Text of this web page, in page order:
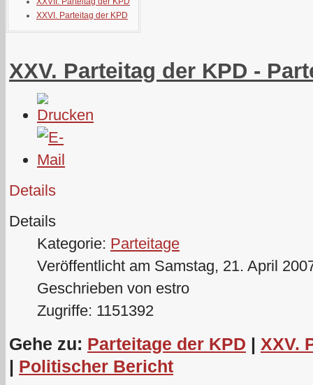
XXVI. Parteitag der KPD
XXV. Parteitag der KPD -
Details
Details
Kategorie: Parteitage
Veröffentlicht am Samstag, 21. April
Geschrieben von estro
Zugriffe: 1151392
Gehe zu: Parteitage der KPD | XXV.
| Politischer Bericht